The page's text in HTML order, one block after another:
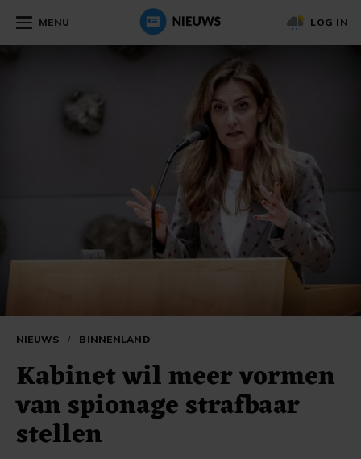
MENU LOG IN
NIEUWS / BINNENLAND
Kabinet wil meer vormen
van spionage strafbaar
stellen